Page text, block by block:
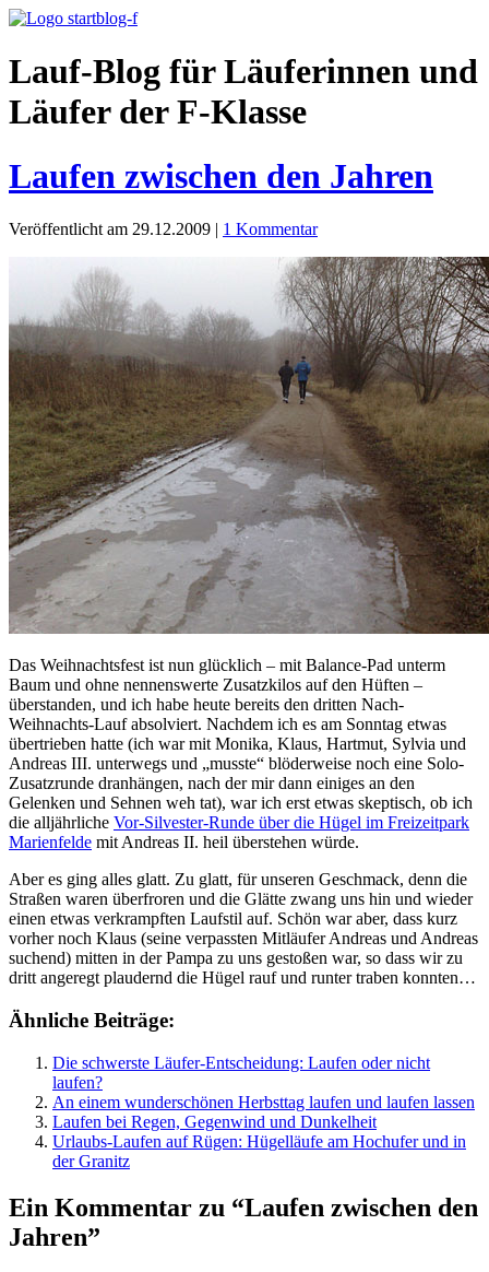
Lauf-Blog für Läuferinnen und
Läufer der F-Klasse
Laufen zwischen den Jahren
Veröffentlicht am 29.12.2009 | 1 Kommentar
Das Weihnachtsfest ist nun glücklich – mit Balance-Pad unterm
Baum und ohne nennenswerte Zusatzkilos auf den Hüften –
überstanden, und ich habe heute bereits den dritten Nach-
Weihnachts-Lauf absolviert. Nachdem ich es am Sonntag etwas
übertrieben hatte (ich war mit Monika, Klaus, Hartmut, Sylvia und
Andreas III. unterwegs und „musste“ blöderweise noch eine Solo-
Zusatzrunde dranhängen, nach der mir dann einiges an den
Gelenken und Sehnen weh tat), war ich erst etwas skeptisch, ob ich
die alljährliche Vor-Silvester-Runde über die Hügel im Freizeitpark
Marienfelde mit Andreas II. heil überstehen würde.
Aber es ging alles glatt. Zu glatt, für unseren Geschmack, denn die
Straßen waren überfroren und die Glätte zwang uns hin und wieder
einen etwas verkrampften Laufstil auf. Schön war aber, dass kurz
vorher noch Klaus (seine verpassten Mitläufer Andreas und Andreas
suchend) mitten in der Pampa zu uns gestoßen war, so dass wir zu
dritt angeregt plaudernd die Hügel rauf und runter traben konnten…
Ähnliche Beiträge:
Die schwerste Läufer-Entscheidung: Laufen oder nicht
laufen?
An einem wunderschönen Herbsttag laufen und laufen lassen
Laufen bei Regen, Gegenwind und Dunkelheit
Urlaubs-Laufen auf Rügen: Hügelläufe am Hochufer und in
der Granitz
Ein Kommentar zu “Laufen zwischen den
Jahren”